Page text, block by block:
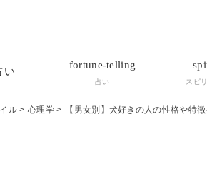
い
fortune-telling
占い スピ
ル 心理学 【男女別】犬好きの人の性格や特